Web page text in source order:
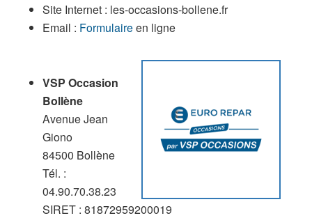
Site Internet : les-occasions-bollene.fr
Email : Formulaireen ligne
VSP Occasion
Bollène
Avenue Jean
Giono
84500 Bollène
Tél. :
04.90.70.38.23
SIRET : 81872959200019